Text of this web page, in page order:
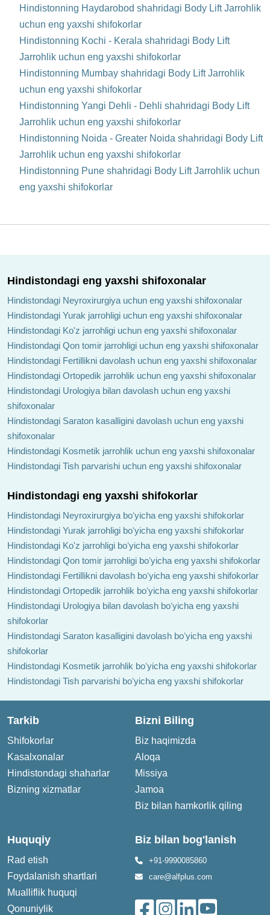
Hindistonning Haydarobod shahridagi Body Lift Jarrohlik
uchun eng yaxshi shifokorlar
Hindistonning Kochi - Kerala shahridagi Body Lift
Jarrohlik uchun eng yaxshi shifokorlar
Hindistonning Mumbay shahridagi Body Lift Jarrohlik
uchun eng yaxshi shifokorlar
Hindistonning Yangi Dehli - Dehli shahridagi Body Lift
Jarrohlik uchun eng yaxshi shifokorlar
Hindistonning Noida - Greater Noida shahridagi Body Lift
Jarrohlik uchun eng yaxshi shifokorlar
Hindistonning Pune shahridagi Body Lift Jarrohlik uchun
eng yaxshi shifokorlar
Hindistondagi eng yaxshi shifoxonalar
Hindistondagi Neyroxirurgiya uchun eng yaxshi shifoxonalar
Hindistondagi Yurak jarrohligi uchun eng yaxshi shifoxonalar
Hindistondagi Ko'z jarrohligi uchun eng yaxshi shifoxonalar
Hindistondagi Qon tomir jarrohligi uchun eng yaxshi shifoxonalar
Hindistondagi Fertillikni davolash uchun eng yaxshi shifoxonalar
Hindistondagi Ortopedik jarrohlik uchun eng yaxshi shifoxonalar
Hindistondagi Urologiya bilan davolash uchun eng yaxshi
shifoxonalar
Hindistondagi Saraton kasalligini davolash uchun eng yaxshi
shifoxonalar
Hindistondagi Kosmetik jarrohlik uchun eng yaxshi shifoxonalar
Hindistondagi Tish parvarishi uchun eng yaxshi shifoxonalar
Hindistondagi eng yaxshi shifokorlar
Hindistondagi Neyroxirurgiya boʻyicha eng yaxshi shifokorlar
Hindistondagi Yurak jarrohligi boʻyicha eng yaxshi shifokorlar
Hindistondagi Ko'z jarrohligi boʻyicha eng yaxshi shifokorlar
Hindistondagi Qon tomir jarrohligi boʻyicha eng yaxshi shifokorlar
Hindistondagi Fertillikni davolash boʻyicha eng yaxshi shifokorlar
Hindistondagi Ortopedik jarrohlik boʻyicha eng yaxshi shifokorlar
Hindistondagi Urologiya bilan davolash boʻyicha eng yaxshi
shifokorlar
Hindistondagi Saraton kasalligini davolash boʻyicha eng yaxshi
shifokorlar
Hindistondagi Kosmetik jarrohlik boʻyicha eng yaxshi shifokorlar
Hindistondagi Tish parvarishi boʻyicha eng yaxshi shifokorlar
Tarkib
Shifokorlar
Kasalxonalar
Hindistondagi shaharlar
Bizning xizmatlar
Bizni Biling
Biz haqimizda
Aloqa
Missiya
Jamoa
Biz bilan hamkorlik qiling
Huquqiy
Rad etish
Foydalanish shartlari
Mualliflik huquqi
Qonuniylik
Biz bilan bog'lanish
+91-9990085860
care@alfplus.com